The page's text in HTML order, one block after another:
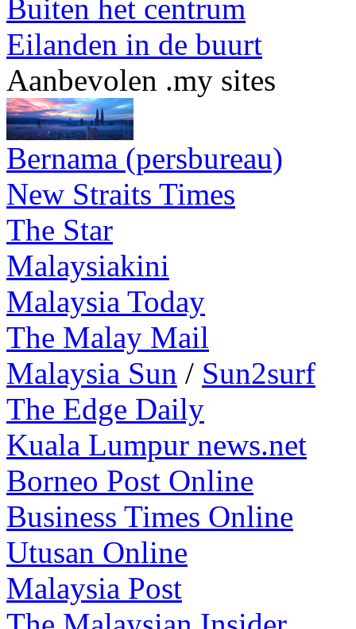
Buiten het centrum
Eilanden in de buurt
Aanbevolen .my sites
Bernama (persbureau)
New Straits Times
The Star
Malaysiakini
Malaysia Today
The Malay Mail
Malaysia Sun / Sun2surf
The Edge Daily
Kuala Lumpur news.net
Borneo Post Online
Business Times Online
Utusan Online
Malaysia Post